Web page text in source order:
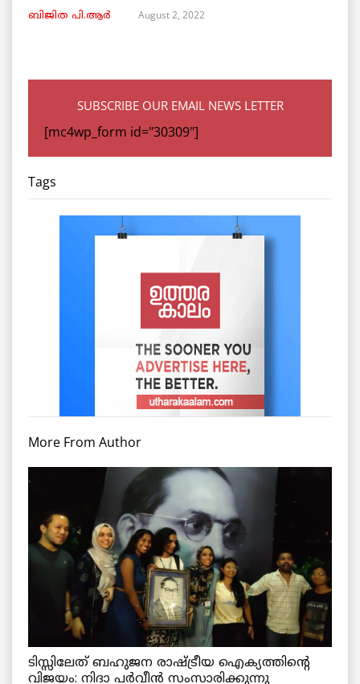
ബിജിത പി.ആർ August 2, 2022
SUBSCRIBE OUR EMAIL NEWS LETTER
[mc4wp_form id="30309"]
Tags
More From Author
ടിസ്സിലേത് ബഹുജന രാഷ്ട്രീയ ഐക്യത്തിന്റെ
വിജയം: നിദാ പർവീൻ സംസാരിക്കുന്നു